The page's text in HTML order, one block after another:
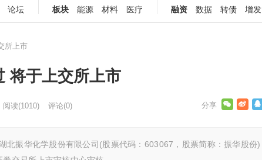
论坛
板块
能源 材料 医疗
融资
数据 转债 增发
所上市
将于上交所上市
阅读(1010) 评论(0)
北振华化学股份有限公司(股票代码：603067，股票简称：振华股份)